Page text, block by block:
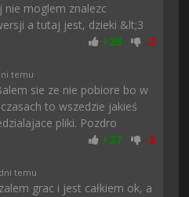
nie moglem znalezc
a tutaj jest, dzieki &lt;3
+28 -2
temu
sie ze nie pobiore bo w
to wszedzie jakieś
pliki. Pozdro
+27 -2
temu
grac i jest całkiem ok, a